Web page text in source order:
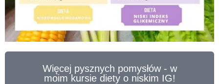
Więcej pysznych pomysłów - w
moim kursie diety o niskim IG!